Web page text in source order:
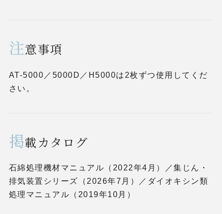
注意事項
AT-5000／5000D／H5000は2枚ずつ使用してくだ
さい。
掲載カタログ
石綿処理機材マニュアル（2022年4月）／集じん・
排気装置シリーズ（2026年7月）／ダイオキシン類
処理マニュアル（2019年10月）